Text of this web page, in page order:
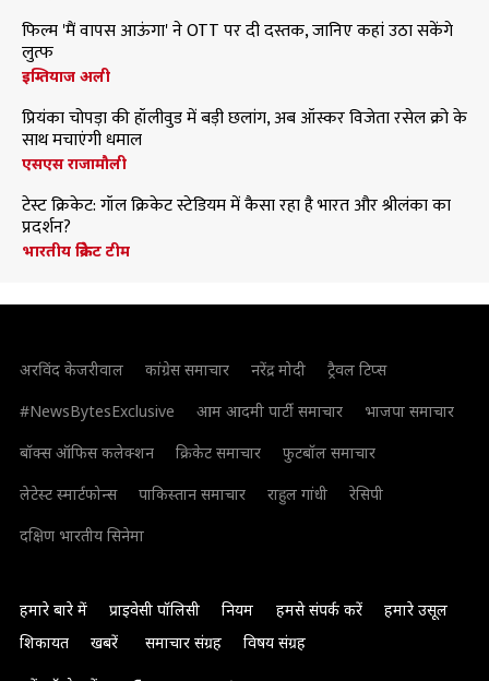
फिल्म 'मैं वापस आऊंगा' ने OTT पर दी दस्तक, जानिए कहां उठा सकेंगे
लुत्फ
इम्तियाज अली
प्रियंका चोपड़ा की हॉलीवुड में बड़ी छलांग, अब ऑस्कर विजेता रसेल क्रो के
साथ मचाएंगी धमाल
एसएस राजामौली
टेस्ट क्रिकेट: गॉल क्रिकेट स्टेडियम में कैसा रहा है भारत और श्रीलंका का
प्रदर्शन?
भारतीय क्रिकेट टीम
अरविंद केजरीवाल कांग्रेस समाचार नरेंद्र मोदी
ट्रैवल टिप्स
#NewsBytesExclusive
आम आदमी पार्टी समाचार
भाजपा समाचार
बॉक्स ऑफिस कलेक्शन
क्रिकेट समाचार
फुटबॉल समाचार
लेटेस्ट स्मार्टफोन्स
पाकिस्तान समाचार राहुल गांधी
रेसिपी
दक्षिण भारतीय सिनेमा
हमारे बारे में प्राइवेसी पॉलिसी नियम हमसे संपर्क करें
हमारे उसूल
शिकायत
खबरें समाचार संग्रह विषय संग्रह